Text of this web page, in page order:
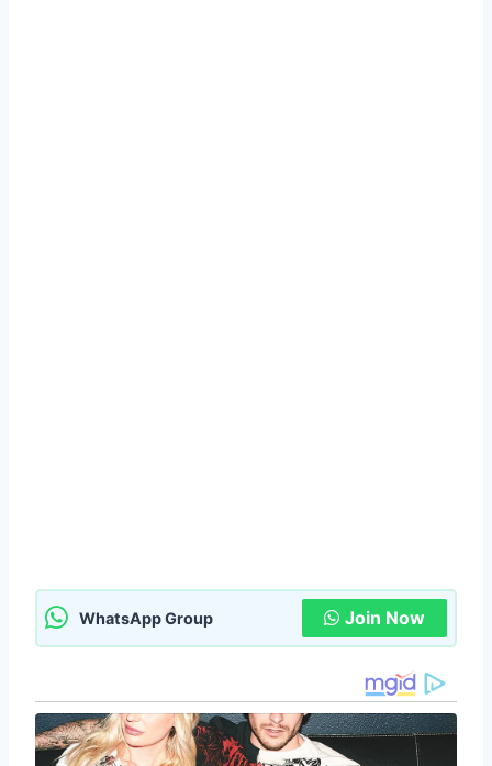
WhatsApp Group Join Now